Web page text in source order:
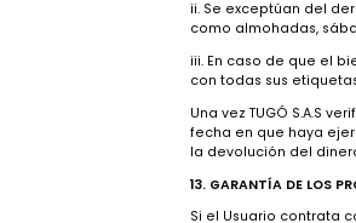
Los proveedores
11. MEDIOS DE PAGO
El usuario puede
12. DERECHO DE
De conformidad
los Usuarios,